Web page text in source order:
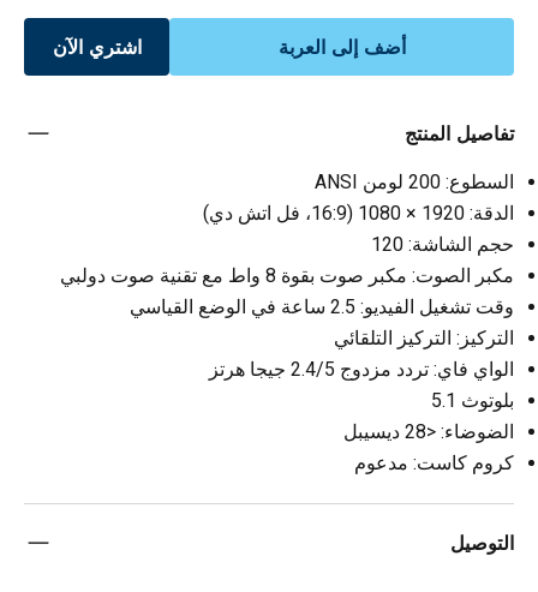
أضف إلى العربة اشتري الآن
تفاصيل المنتج
السطوع: 200 لومن ANSI
الدقة: 1920 × 1080 (16:9، فل اتش دي)
حجم الشاشة: 120
مكبر الصوت: مكبر صوت بقوة 8 واط مع تقنية صوت دولبي
وقت تشغيل الفيديو: 2.5 ساعة في الوضع القياسي
التركيز: التركيز التلقائي
الواي فاي: تردد مزدوج 2.4/5 جيجا هرتز
بلوتوث 5.1
الضوضاء: <28 ديسيبل
كروم كاست: مدعوم
التوصيل